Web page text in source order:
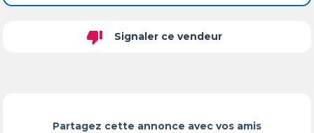
thumb_down Signaler ce vendeur
Partagez cette annonce avec vos amis